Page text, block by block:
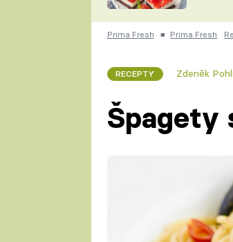
Prima Fresh ■ Prima Fresh
RECEPTY Zdeněk
Špagety